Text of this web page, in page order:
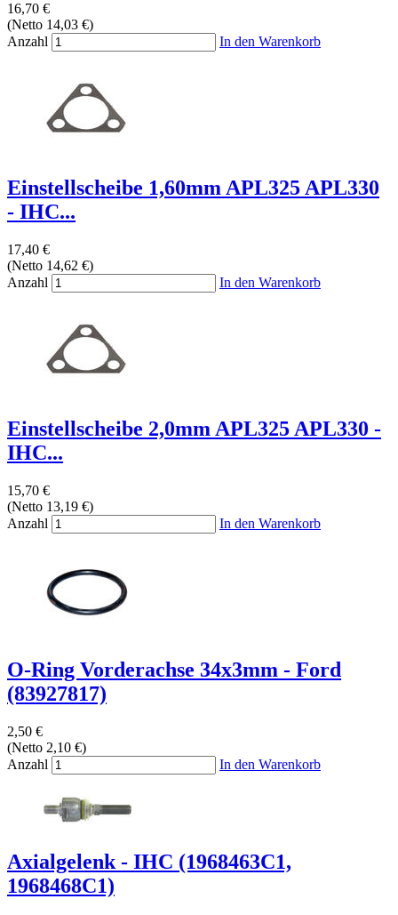
16,70 €
(Netto 14,03 €)
Anzahl
In den Warenkorb
Einstellscheibe 1,60mm APL325 APL330
- IHC...
17,40 €
(Netto 14,62 €)
Anzahl
In den Warenkorb
Einstellscheibe 2,0mm APL325 APL330 -
IHC...
15,70 €
(Netto 13,19 €)
Anzahl
In den Warenkorb
O-Ring Vorderachse 34x3mm - Ford
(83927817)
2,50 €
(Netto 2,10 €)
Anzahl
In den Warenkorb
Axialgelenk - IHC (1968463C1,
1968468C1)